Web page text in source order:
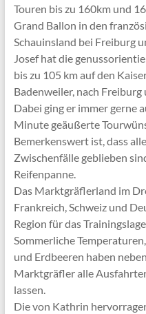
Touren bis zu 160km und
Grand Ballon in den
Schauinsland bei Freiburg
Josef hat die
bis zu 105 km auf den
Badenweiler, nach Freiburg
Dabei ging er immer gerne
Minute geäußerte
Bemerkenswert ist, dass
Zwischenfälle geblieben
Reifenpanne.
Das Marktgräflerland im
Frankreich, Schweiz und
Region für das
Sommerliche
und Erdbeeren haben
Marktgräfler alle
lassen.
Die von Kathrin